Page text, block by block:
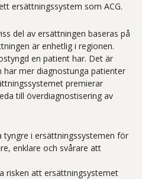
ersättningssystem som ACG.
del av ersättningen baseras på
är enhetlig i regionen.
en patient har. Det är
mer diagnostunga patienter
premierar
till överdiagnostisering av
tyngre i ersättningssystemen för
enklare och svårare att
risken att ersättningsystemet